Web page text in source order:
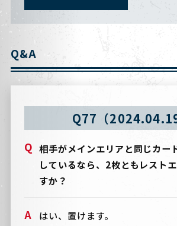
Q&A
Q77（2024.04.19
相手がメインエリアと同じカー
しているなら、2枚ともレスト
すか？
はい、置けます。